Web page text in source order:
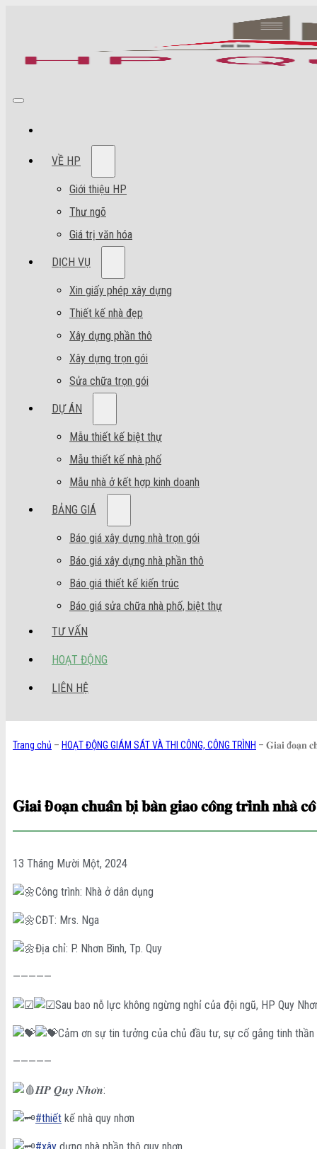
VỀ HP
Giới thiệu HP
Thư ngõ
Giá trị văn hóa
DỊCH VỤ
Xin giấy phép xây dựng
Thiết kế nhà đẹp
Xây dựng phần thô
Xây dựng trọn gói
Sửa chữa trọn gói
DỰ ÁN
Mẫu thiết kế biệt thự
Mẫu thiết kế nhà phố
Mẫu nhà ở kết hợp kinh doanh
BẢNG GIÁ
Báo giá xây dựng nhà trọn gói
Báo giá xây dựng nhà phần thô
Báo giá thiết kế kiến trúc
Báo giá sửa chữa nhà phố, biệt thự
TƯ VẤN
HOẠT ĐỘNG
LIÊN HỆ
Trang chủ – HOẠT ĐỘNG GIÁM SÁT VÀ THI CÔNG, CÔNG TRÌNH – 𝐆𝐢𝐚𝐢 đ𝐨𝐚̣𝐧
𝐆𝐢𝐚𝐢 Đ𝐨𝐚̣𝐧 𝐜𝐡𝐮𝐚̂̉𝐧 𝐛𝐢̣ 𝐛𝐚̀𝐧 𝐠𝐢𝐚𝐨 𝐜𝐨̂𝐧𝐠 𝐭𝐫𝐢̀𝐧𝐡 𝐧𝐡𝐚̀
13 Tháng Mười Một, 2024
Công trình: Nhà ở dân dụng
CĐT: Mrs. Nga
Địa chỉ: P. Nhơn Bình, Tp. Quy
—————
Sau bao nỗ lực không ngừng nghỉ của đội ngũ, HP Quy
Cảm ơn sự tin tưởng của chủ đầu tư, sự cố gắng tinh
—————
𝑯𝑷 𝑸𝒖𝒚 𝑵𝒉𝒐̛𝒏:
#thiết kế nhà quy nhơn
#xây dựng nhà phần thô quy nhơn